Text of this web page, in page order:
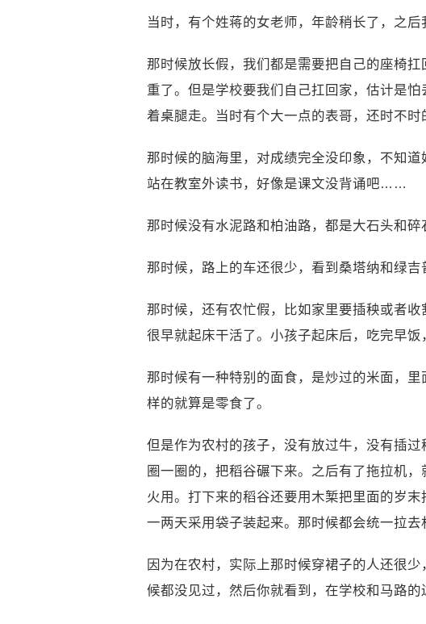
当时，有个姓蒋的女老师，年龄稍长了，之
那时候放长假，我们都是需要把自己的座椅
重了。但是学校要我们自己扛回家，估计是
着桌腿走。当时有个大一点的表哥，还时不
那时候的脑海里，对成绩完全没印象，不知
站在教室外读书，好像是课文没背诵吧……
那时候没有水泥路和柏油路，都是大石头和
那时候，路上的车还很少，看到桑塔纳和绿吉
那时候，还有农忙假，比如家里要插秧或者
很早就起床干活了。小孩子起床后，吃完早
那时候有一种特别的面食，是炒过的米面，
样的就算是零食了。
但是作为农村的孩子，没有放过牛，没有插
圈一圈的，把稻谷碾下来。之后有了拖拉机
火用。打下来的稻谷还要用木椠把里面的岁
一两天采用袋子装起来。那时候都会统一拉去
因为在农村，实际上那时候穿裙子的人还很
候都没见过，然后你就看到，在学校和马路